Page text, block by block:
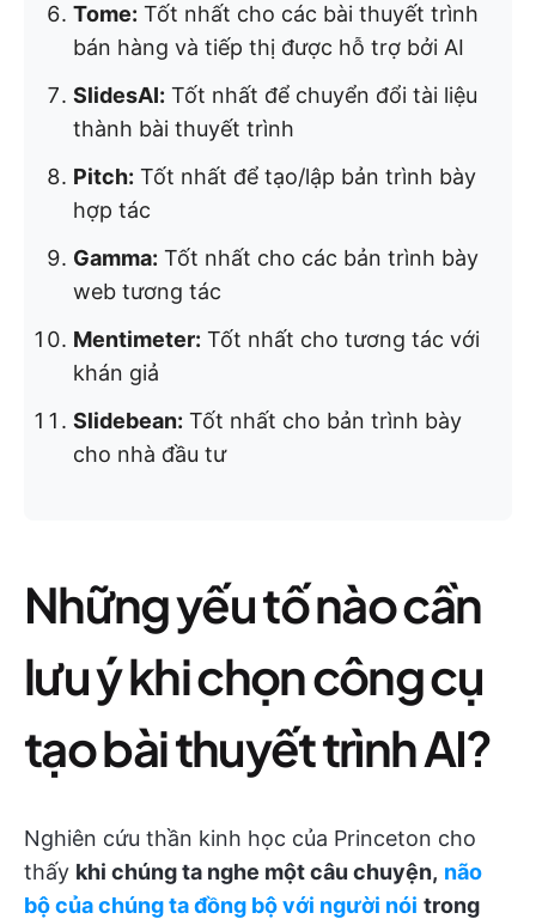
Tome: Tốt nhất cho các bài thuyết trình
bán hàng và tiếp thị được hỗ trợ bởi AI
SlidesAI: Tốt nhất để chuyển đổi tài liệu
thành bài thuyết trình
Pitch: Tốt nhất để tạo/lập bản trình bày
hợp tác
Gamma: Tốt nhất cho các bản trình bày
web tương tác
Mentimeter: Tốt nhất cho tương tác với
khán giả
Slidebean: Tốt nhất cho bản trình bày
cho nhà đầu tư
Những yếu tố nào cần
lưu ý khi chọn công cụ
tạo bài thuyết trình AI?
Nghiên cứu thần kinh học của Princeton cho
thấy khi chúng ta nghe một câu chuyện, não
bộ của chúng ta đồng bộ với người nói trong